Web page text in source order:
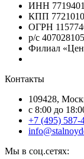
ИНН
КПП
ОГРН
р/с
Филиал
Контакты
109428,
c 8:00 до
+7 (495) 587-
Мы в соц.сетях: